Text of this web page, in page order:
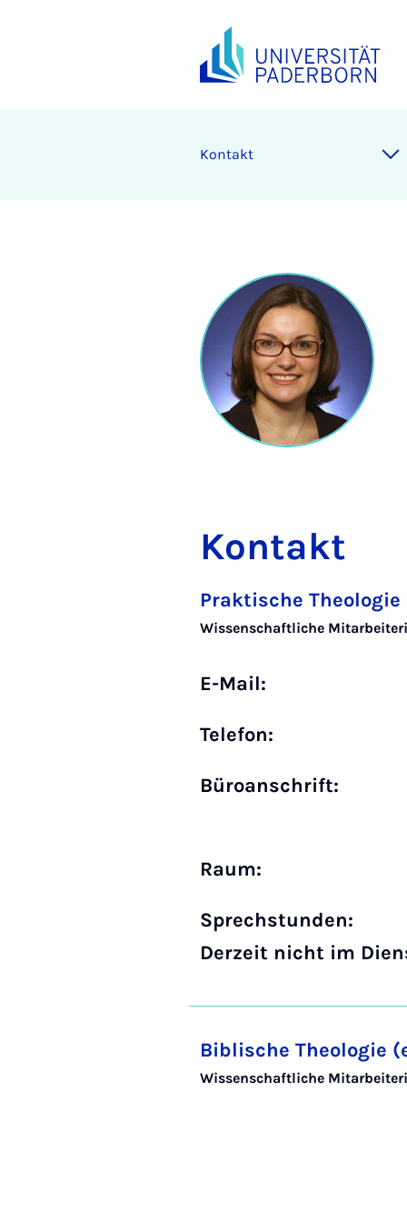
Kontakt
Kontakt
Praktische Theologie
Wissenschaftliche
E-Mail:
Telefon:
Büro­anschrift:
Raum:
Sprechstunden:
Derzeit nicht im
Biblische Theologie
Wissenschaftliche